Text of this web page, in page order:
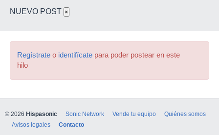
NUEVO POST ×
Regístrate o identifícate para poder postear en este
hilo
© 2026 Hispasonic Sonic Network Vende tu equipo
Quiénes somos
Avisos legales
Contacto